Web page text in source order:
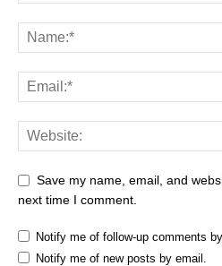
Save my name, email, and
next time I comment.
Notify me of follow-up comments
Notify me of new posts by email.